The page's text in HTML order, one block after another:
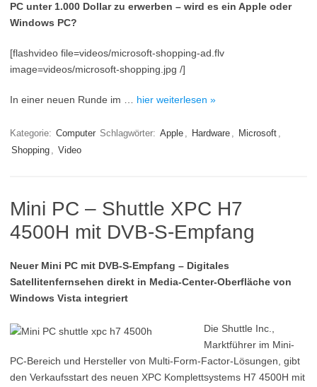
PC unter 1.000 Dollar zu erwerben – wird es ein Apple oder
Windows PC?
[flashvideo file=videos/microsoft-shopping-ad.flv
image=videos/microsoft-shopping.jpg /]
In einer neuen Runde im … hier weiterlesen »
Kategorie: Computer Schlagwörter: Apple , Hardware , Microsoft ,
Shopping , Video
Mini PC – Shuttle XPC H7
4500H mit DVB-S-Empfang
Neuer Mini PC mit DVB-S-Empfang – Digitales
Satellitenfernsehen direkt in Media-Center-Oberfläche von
Windows Vista integriert
Die Shuttle Inc.,
Marktführer im Mini-
PC-Bereich und Hersteller von Multi-Form-Factor-Lösungen, gibt
den Verkaufsstart des neuen XPC Komplettsystems H7 4500H mit